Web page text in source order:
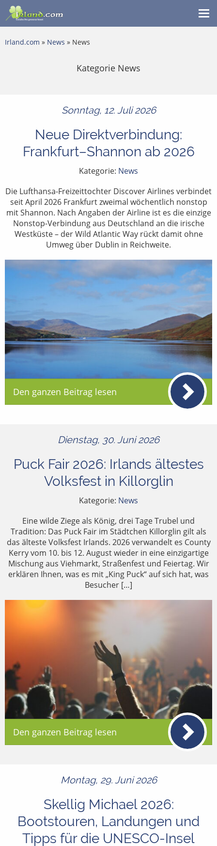
Irland.com » News » News
Kategorie News
Sonntag, 12. Juli 2026
Neue Direktverbindung:
Frankfurt–Shannon ab 2026
Kategorie: News
Die Lufthansa-Freizeittochter Discover Airlines verbindet
seit April 2026 Frankfurt zweimal wöchentlich nonstop
mit Shannon. Nach Angaben der Airline ist es die einzige
Nonstop-Verbindung aus Deutschland an die irische
Westküste – der Wild Atlantic Way rückt damit ohne
Umweg über Dublin in Reichweite.
Den ganzen Beitrag lesen
Dienstag, 30. Juni 2026
Puck Fair 2026: Irlands ältestes
Volksfest in Killorglin
Kategorie: News
Eine wilde Ziege als König, drei Tage Trubel und
Tradition: Das Puck Fair im Städtchen Killorglin gilt als
das älteste Volksfest Irlands. 2026 verwandelt es County
Kerry vom 10. bis 12. August wieder in eine einzigartige
Mischung aus Viehmarkt, Straßenfest und Feiertag. Wir
erklären Ihnen, was es mit „King Puck“ auf sich hat, was
Besucher […]
Den ganzen Beitrag lesen
Montag, 29. Juni 2026
Skellig Michael 2026:
Bootstouren, Landungen und
Tipps für die UNESCO-Insel